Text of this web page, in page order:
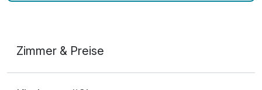
Zimmer & Preise